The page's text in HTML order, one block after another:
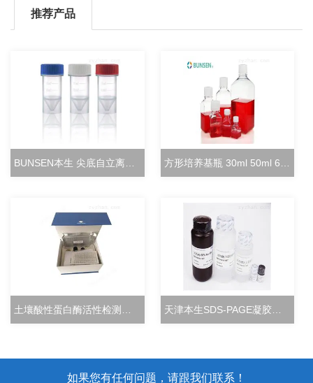
推荐产品
天津本生SDS-PAGE凝胶快速配制试剂盒
如果您有任何问题，请跟我们联系！